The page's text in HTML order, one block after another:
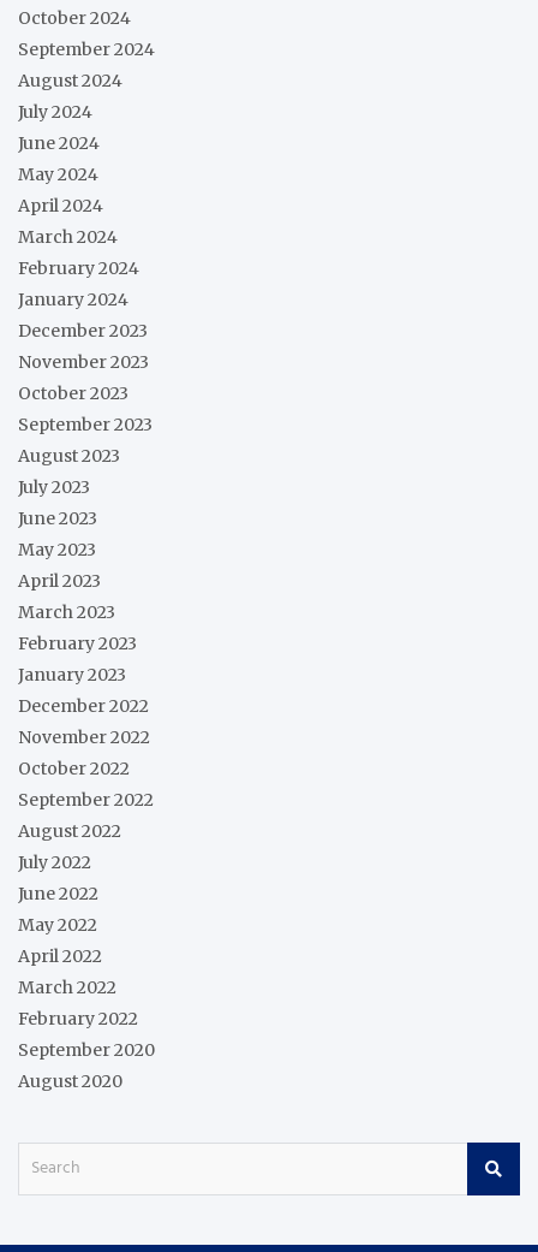
October 2024
September 2024
August 2024
July 2024
June 2024
May 2024
April 2024
March 2024
February 2024
January 2024
December 2023
November 2023
October 2023
September 2023
August 2023
July 2023
June 2023
May 2023
April 2023
March 2023
February 2023
January 2023
December 2022
November 2022
October 2022
September 2022
August 2022
July 2022
June 2022
May 2022
April 2022
March 2022
February 2022
September 2020
August 2020